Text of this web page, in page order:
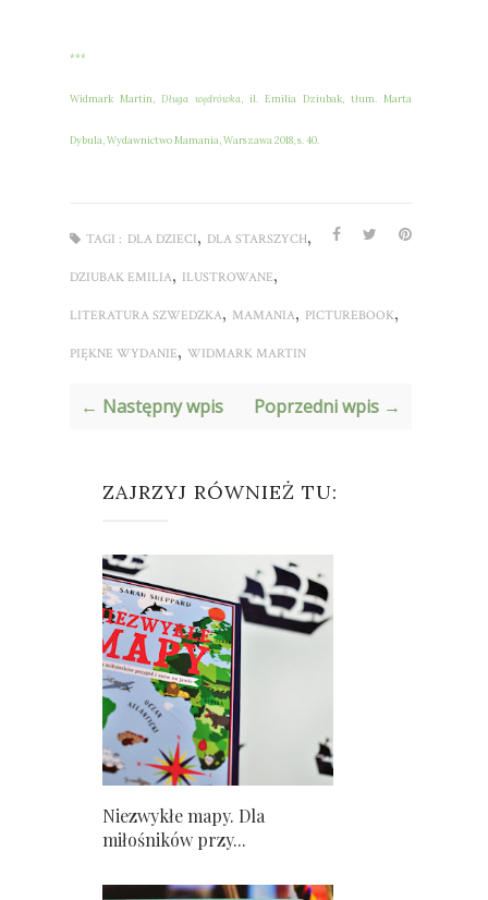
***
Widmark Martin, Długa wędrówka, il. Emilia Dziubak, tłum. Marta
Dybula, Wydawnictwo Mamania, Warszawa 2018, s. 40.
TAGI : DLA DZIECI, DLA STARSZYCH,
DZIUBAK EMILIA, ILUSTROWANE,
LITERATURA SZWEDZKA, MAMANIA, PICTUREBOOK,
PIĘKNE WYDANIE, WIDMARK MARTIN
← Następny wpis Poprzedni wpis →
ZAJRZYJ RÓWNIEŻ TU:
Niezwykłe mapy. Dla
miłośników przy...